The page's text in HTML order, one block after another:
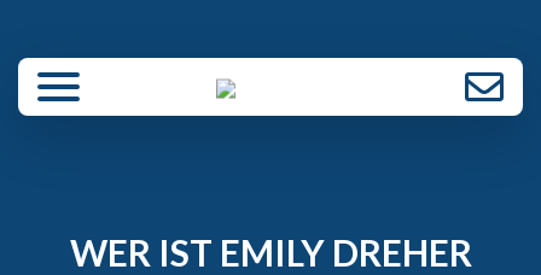
schließen
WER IST EMILY DREHER